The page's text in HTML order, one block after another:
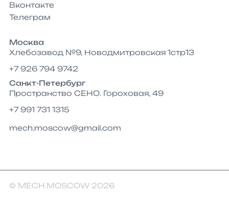
Вконтакте
Телеграм
Москва
Хлебозавод №9, Новодмитровская 1стр13
+7 926 794 9742
Санкт-Петербург
Пространство СЕНО. Гороховая, 49
+7 991 731 1315
mech.moscow@gmail.com
© MECH.MOSCOW 2026